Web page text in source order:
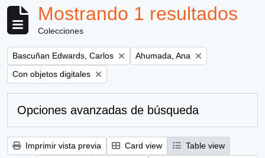
Mostrando 1 resultados
Colecciones
Remove filter:
Bascuñan Edwards, Carlos Remove filter:
Ahumada, Ana
Remove filter:
Con objetos digitales
Opciones avanzadas de búsqueda
Imprimir vista previa Card view
Table view